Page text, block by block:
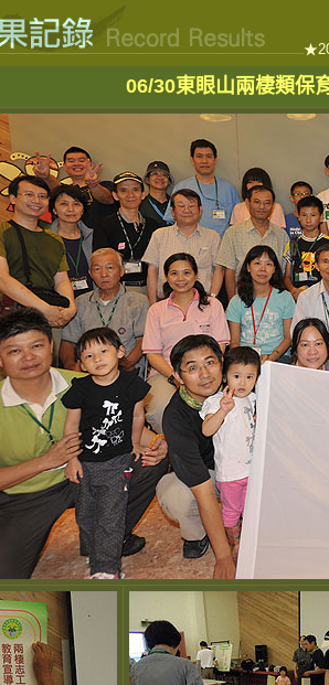
06/30東眼山兩棲類保